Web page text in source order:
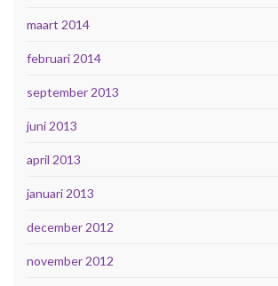
maart 2014
februari 2014
september 2013
juni 2013
april 2013
januari 2013
december 2012
november 2012